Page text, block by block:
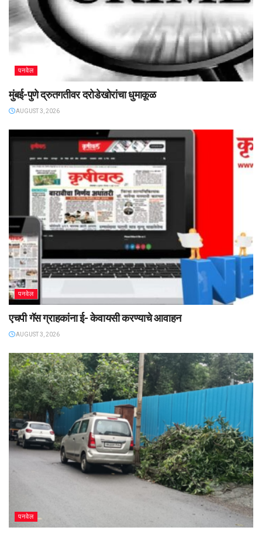
पनवेल
मुंबई-पुणे द्रुतगतीवर दरोडेखोरांचा धुमाकूळ
AUGUST 3, 2026
पनवेल
एचपी गॅस ग्राहकांना ई- केवायसी करण्याचे आवाहन
AUGUST 3, 2026
पनवेल